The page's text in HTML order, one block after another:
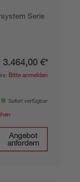
Serie
3.464,00 €*
Bitte anmelden
Sofort verfügbar
Angebot
anfordern